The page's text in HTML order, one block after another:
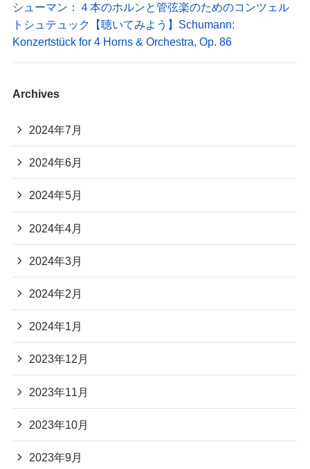
シューマン：４本のホルンと管弦楽のためのコンツェル
トシュテュック【聴いてみよう】Schumann:
Konzertstück for 4 Horns & Orchestra, Op. 86
Archives
2024年7月
2024年6月
2024年5月
2024年4月
2024年3月
2024年2月
2024年1月
2023年12月
2023年11月
2023年10月
2023年9月